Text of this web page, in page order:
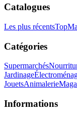
Catalogues
Les plus récentsTop
Catégories
Supermarchés
Jardinage
JouetsAnimalerie
Informations